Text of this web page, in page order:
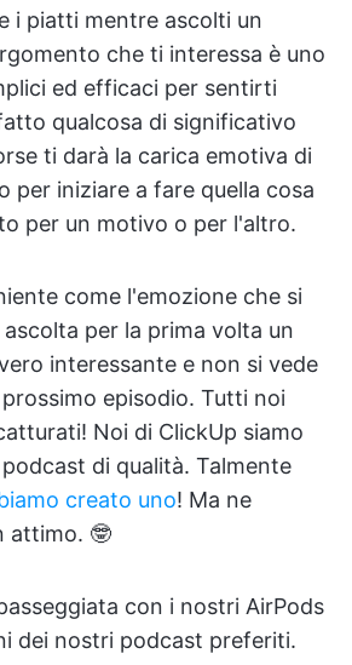
i piatti mentre ascolti un
che ti interessa è uno
ed efficaci per sentirti
qualcosa di significativo
ti darà la carica emotiva di
per iniziare a fare quella cosa
per un motivo o per l'altro.
come l'emozione che si
per la prima volta un
interessante e non si vede
episodio. Tutti noi
Noi di ClickUp siamo
podcast di qualità. Talmente
creato uno! Ma ne
attimo. 🤓
con i nostri AirPods
dei nostri podcast preferiti.